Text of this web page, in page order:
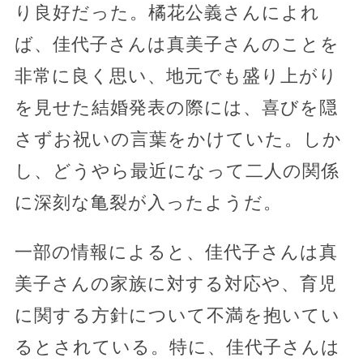
り良好だった。橘花公義さんによれ
ば、佳代子さんは真美子さんのことを
非常に良く思い、地元でも盛り上がり
を見せた結婚発表の際には、喜びを隠
さずお祝いの言葉をかけていた。しか
し、どうやら最近になって二人の関係
に深刻な亀裂が入ったようだ。
一部の情報によると、佳代子さんは真
美子さんの家族に対する対応や、育児
に関する方針について不満を抱いてい
るとされている。特に、佳代子さんは